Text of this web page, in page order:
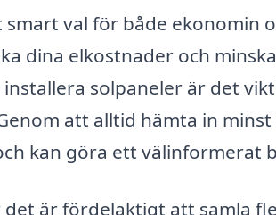
smart val för både ekonomin
dina elkostnader och
solpaneler är det
att alltid hämta in
kan göra ett välinformerat
är fördelaktigt att samla